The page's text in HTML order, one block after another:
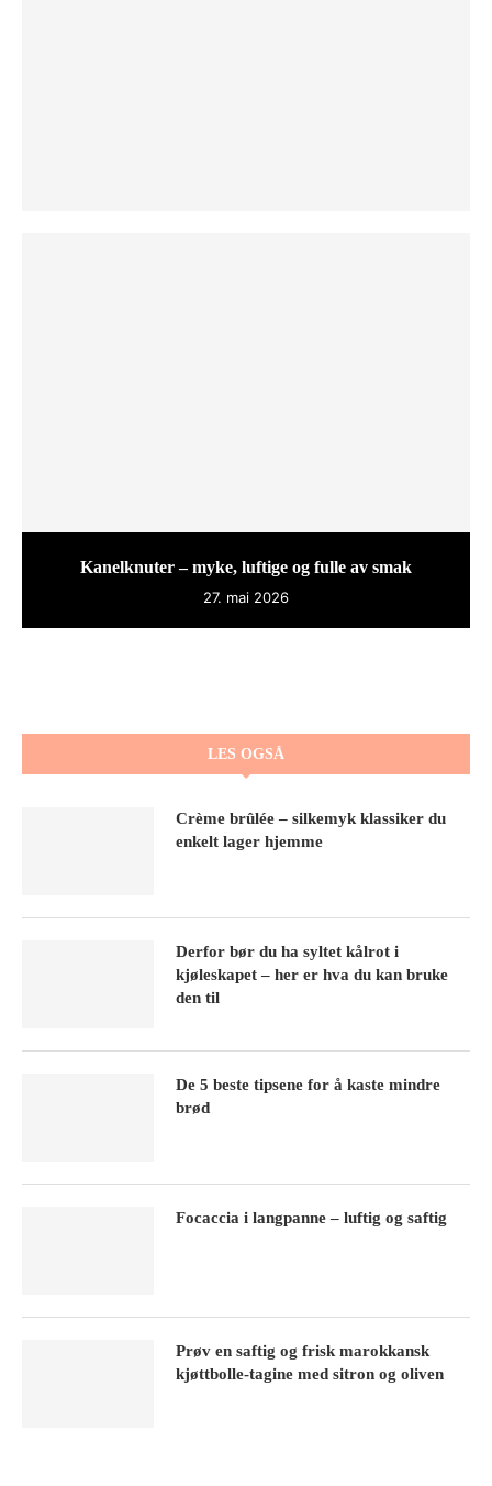
Kanelknuter – myke, luftige og fulle av smak
27. mai 2026
LES OGSÅ
Crème brûlée – silkemyk klassiker du
enkelt lager hjemme
Derfor bør du ha syltet kålrot i
kjøleskapet – her er hva du kan bruke
den til
De 5 beste tipsene for å kaste mindre
brød
Focaccia i langpanne – luftig og saftig
Prøv en saftig og frisk marokkansk
kjøttbolle-tagine med sitron og oliven